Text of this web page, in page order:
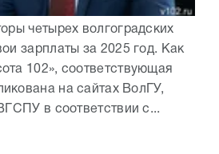
четырех волгоградских
зарплаты за 2025 год. Как
102», соответствующая
на сайтах ВолГУ,
в соответствии с...